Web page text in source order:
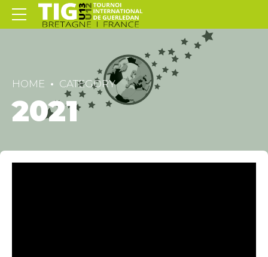
HOME CATEGORY
2021